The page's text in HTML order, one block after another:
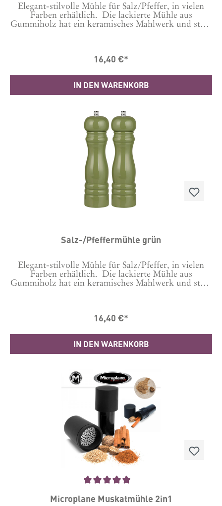
Elegant-stilvolle Mühle für Salz/Pfeffer, in vielen
Farben erhältlich. Die lackierte Mühle aus
Gummiholz hat ein keramisches Mahlwerk und stellt
gekennzeichnet durch ein S oder P auf der Schraube
auch wechseln.Maße: 21.5 cm hoch, Durchmesser
5,5 cmHergestellt in CN
16,40 €*
IN DEN WARENKORB
Salz-/Pfeffermühle grün
Elegant-stilvolle Mühle für Salz/Pfeffer, in vielen
Farben erhältlich. Die lackierte Mühle aus
Gummiholz hat ein keramisches Mahlwerk und stellt
gekennzeichnet durch ein S oder P auf der Schraube
auch wechseln.Maße: 21.5 cm hoch, Durchmesser
5,5 cmHergestellt in CN
16,40 €*
IN DEN WARENKORB
Microplane Muskatmühle 2in1